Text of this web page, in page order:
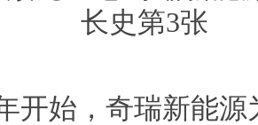
开始，奇瑞新能